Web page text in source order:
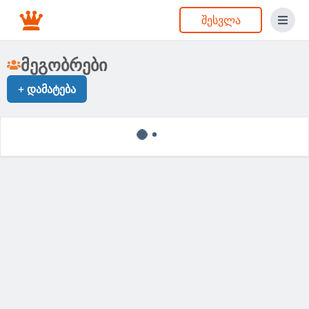
შესვლა
მეგობრები
+დამატება